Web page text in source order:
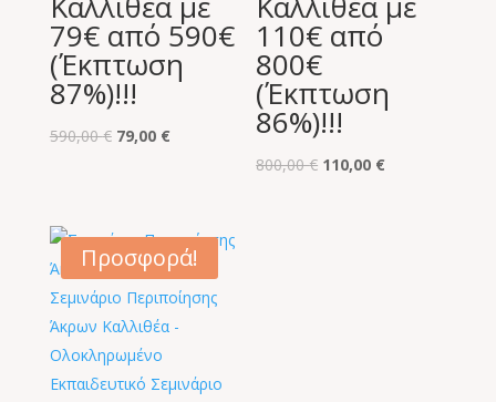
79€ από 590€
(Έκπτωση
87%)!!!
590,00€ Original
79,00 €Η
79,00 €.
110€ από
800€
(Έκπτωση
86%)!!!
800,00€ Original
110,00 €
Προσφορά!